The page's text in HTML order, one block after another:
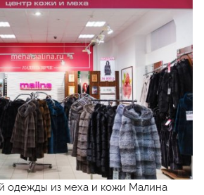
одежды из меха и кожи Малина